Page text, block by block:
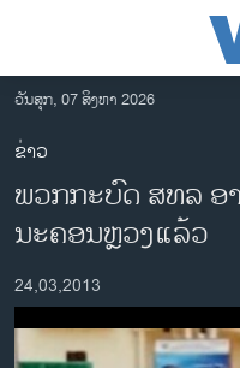
ເຂົ້າ
ຫາ
ຂ້າມ
ຂ້າມ
ຂ້າມ
ໄປ
ຫາ
ຊອກ
ອາເມຣິກາ
ການເລືອກຕັ້ງ ປະທານາທີບໍດີ
ຂ່າວ​ຈີນ
ໂລກ
ວັນສຸກ, 07 ສິງຫາ 2026
ຂ່າວ
ພວກກະບົດ ສທລ ອ
ນະຄອນຫຼວງແລ້ວ
24,03,2013